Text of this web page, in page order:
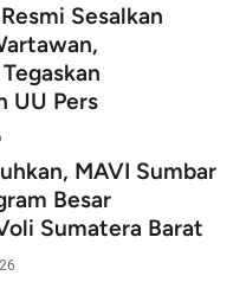
Sesalkan
UU Pers
MAVI Sumbar
Besar
Sumatera Barat